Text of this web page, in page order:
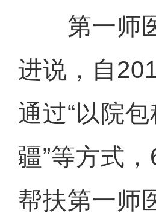
第一师医
进说，自
通过“以院
疆”等方式
帮扶第一师